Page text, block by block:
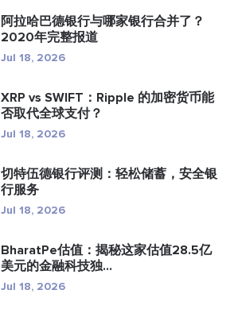
阿拉哈巴德银行与哪家银行合并了？
2020年完整报道
Jul 18, 2026
XRP vs SWIFT：Ripple 的加密货币能
否取代全球支付？
Jul 18, 2026
切特伍德银行评测：轻松储蓄，安全银
行服务
Jul 18, 2026
BharatPe估值：揭秘这家估值28.5亿
美元的金融科技独...
Jul 18, 2026